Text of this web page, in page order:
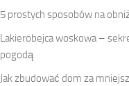
5 prostych sposobów na
Lakierobejca woskowa –
pogodą
Jak zbudować dom za